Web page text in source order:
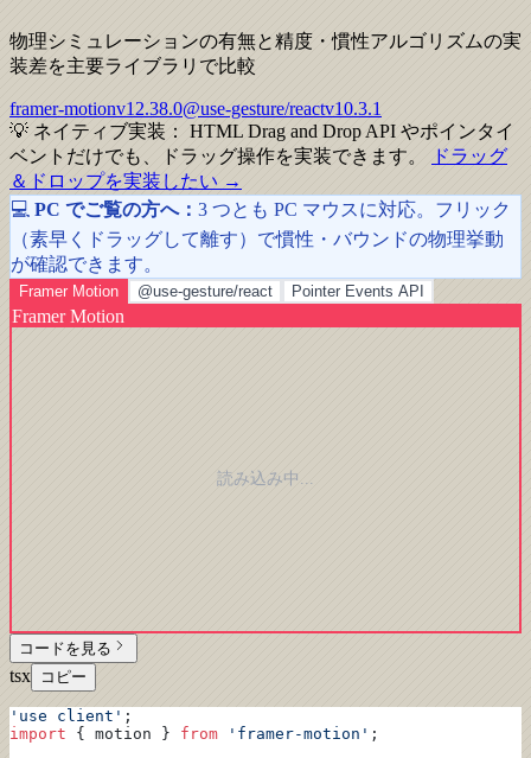
物理シミュレーションの有無と精度・慣性アルゴリズムの実
装差を主要ライブラリで比較
framer-motionv12.38.0@use-gesture/reactv10.3.1
💡 ネイティブ実装：
HTML Drag and Drop API やポインタイ
ベントだけでも、ドラッグ操作を実装できます。
ドラッグ
＆ドロップを実装したい →
💻 PC でご覧の方へ： 3 つとも PC マウスに対応。フリック
（素早くドラッグして離す）で慣性・バウンドの物理挙動
が確認できます。
Framer Motion @use-gesture/react Pointer Events API
Framer Motion
読み込み中...
コードを見る
tsx コピー
'use client' ;
import { motion } from 'framer-motion' ;